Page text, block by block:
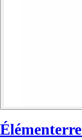
Élémenterre